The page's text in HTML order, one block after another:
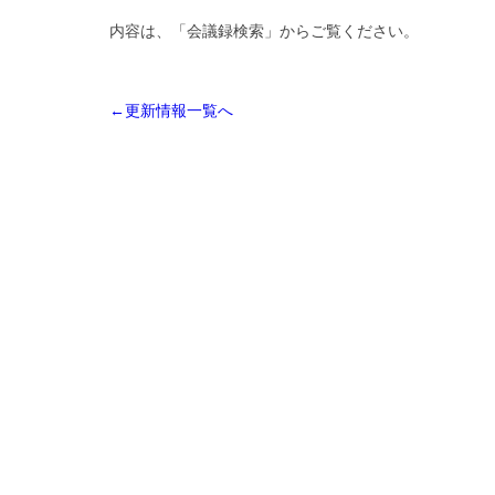
内容は、「会議録検索」からご覧ください。
←更新情報一覧へ